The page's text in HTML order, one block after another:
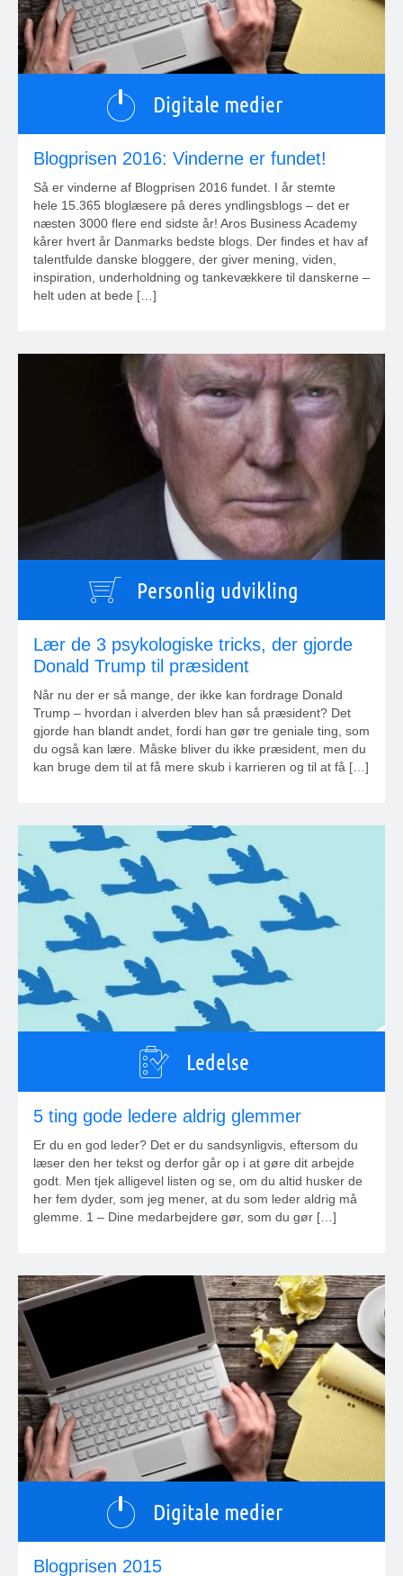
Digitale medier
Blogprisen 2016: Vinderne er fundet!
Så er vinderne af Blogprisen 2016 fundet. I år stemte
hele 15.365 bloglæsere på deres yndlingsblogs – det er
næsten 3000 flere end sidste år! Aros Business Academy
kårer hvert år Danmarks bedste blogs. Der findes et hav af
talentfulde danske bloggere, der giver mening, viden,
inspiration, underholdning og tankevækkere til danskerne –
helt uden at bede […]
Personlig udvikling
Lær de 3 psykologiske tricks, der gjorde
Donald Trump til præsident
Når nu der er så mange, der ikke kan fordrage Donald
Trump – hvordan i alverden blev han så præsident? Det
gjorde han blandt andet, fordi han gør tre geniale ting, som
du også kan lære. Måske bliver du ikke præsident, men du
kan bruge dem til at få mere skub i karrieren og til at få […]
Ledelse
5 ting gode ledere aldrig glemmer
Er du en god leder? Det er du sandsynligvis, eftersom du
læser den her tekst og derfor går op i at gøre dit arbejde
godt. Men tjek alligevel listen og se, om du altid husker de
her fem dyder, som jeg mener, at du som leder aldrig må
glemme. 1 – Dine medarbejdere gør, som du gør […]
Digitale medier
Blogprisen 2015